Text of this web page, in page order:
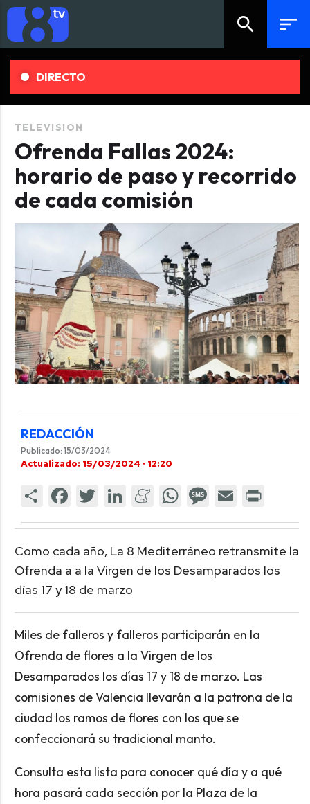
search sort
DIRECTO
TELEVISION
Ofrenda Fallas 2024:
horario de paso y recorrido
de cada comisión
REDACCIÓN
Publicado: 15/03/2024
Actualizado: 15/03/2024 · 12:20
Como cada año, La 8 Mediterráneo retransmite la
Ofrenda a a la Virgen de los Desamparados los
días 17 y 18 de marzo
Miles de falleros y falleros participarán en la
Ofrenda de flores a la Virgen de los
Desamparados los días 17 y 18 de marzo. Las
comisiones de Valencia llevarán a la patrona de la
ciudad los ramos de flores con los que se
confeccionará su tradicional manto.
Consulta esta lista para conocer qué día y a qué
hora pasará cada sección por la Plaza de la